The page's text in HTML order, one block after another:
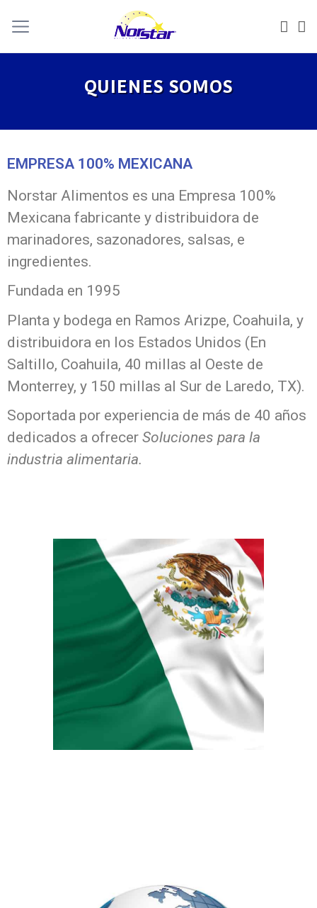
QUIENES SOMOS
EMPRESA 100% MEXICANA
Norstar Alimentos es una Empresa 100%
Mexicana fabricante y distribuidora de
marinadores, sazonadores, salsas, e
ingredientes.
Fundada en 1995
Planta y bodega en Ramos Arizpe, Coahuila, y
distribuidora en los Estados Unidos (En
Saltillo, Coahuila, 40 millas al Oeste de
Monterrey, y 150 millas al Sur de Laredo, TX).
Soportada por experiencia de más de 40 años
dedicados a ofrecer Soluciones para la
industria alimentaria.